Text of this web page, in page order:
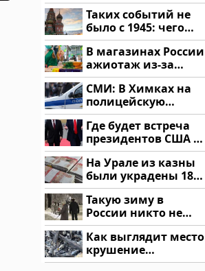
на Кавказе: читать
здесь
Таких событий не
было с 1945: чего
ждать всем нам?
В магазинах России
ажиотаж из-за
этого продукта: что
купить?
СМИ: В Химках на
полицейскую
машину напали и
подожгли.
Где будет встреча
президентов США и
России: Европа?
На Урале из казны
были украдены 18
миллионов рублей
Такую зиму в
России никто не
ждал: как так?!
Как выглядит место
крушение
вертолета на